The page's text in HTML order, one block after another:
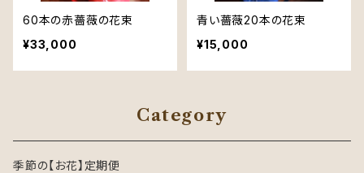
60本の赤薔薇の花束
¥33,000
青い薔薇20本の花束
¥15,000
Category
季節の【お花】定期便